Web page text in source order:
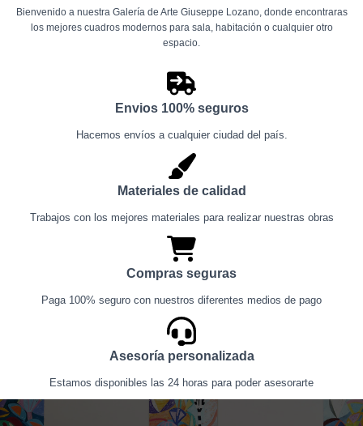
hasta
$ 950.000
Bienvenido a nuestra Galería de Arte Giuseppe Lozano, donde encontraras
los mejores cuadros modernos para sala, habitación o cualquier otro
espacio.
Envios 100% seguros
Hacemos envíos a cualquier ciudad del país.
Materiales de calidad
Trabajos con los mejores materiales para realizar nuestras obras
Compras seguras
Paga 100% seguro con nuestros diferentes medios de pago
Asesoría personalizada
Estamos disponibles las 24 horas para poder asesorarte